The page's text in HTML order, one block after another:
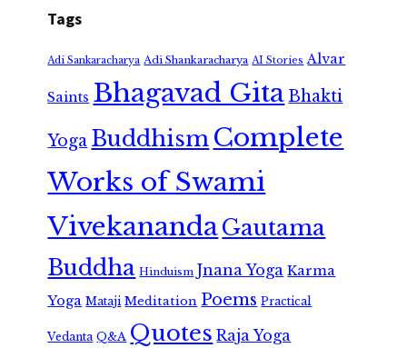
Tags
Adi Sankaracharya Adi Shankaracharya AI Stories Alvar
Saints Bhagavad GitaBhakti
Yoga Buddhism Complete
Works of Swami
VivekanandaGautama
Buddha Hinduism Jnana Yoga Karma
Yoga Mataji Meditation Poems Practical
Vedanta Q&A Quotes Raja Yoga